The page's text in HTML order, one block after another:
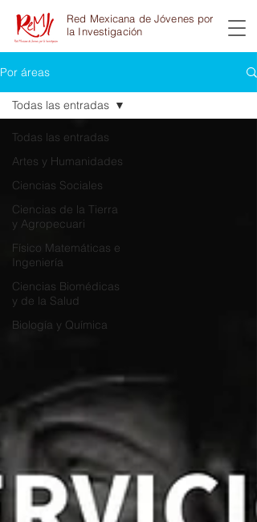
Red Mexicana de Jóvenes por
la Investigación
Por áreas
Todas las entradas
Artes y Humanidades
Ciencias Sociales
Ciencias de la Tierra
y Agropecuari
Físico Matemáticas e
Ingeniería
Ciencias Biomédicas
y de la Salud
Biología y Química
Todas las entradas